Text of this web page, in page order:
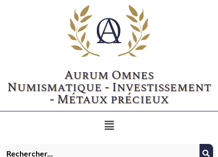
Aurum Omnes
Numismatique - Investissement
- Métaux précieux